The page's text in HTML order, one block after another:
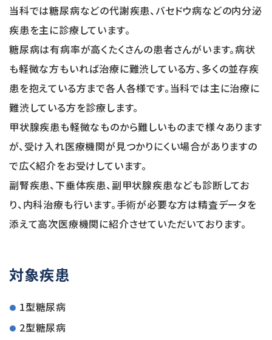
当科では糖尿病などの代謝疾患、バセドウ病などの内分泌
疾患を主に診療しています。
糖尿病は有病率が高くたくさんの患者さんがいます。病状
も軽微な方もいれば治療に難渋している方、多くの並存疾
患を抱えている方まで各人各様です。当科では主に治療に
難渋している方を診療します。
甲状腺疾患も軽微なものから難しいものまで様々あります
が、受け入れ医療機関が見つかりにくい場合がありますの
で広く紹介をお受けしています。
副腎疾患、下垂体疾患、副甲状腺疾患なども診断してお
り、内科治療も行います。手術が必要な方は精査データを
添えて高次医療機関に紹介させていただいております。
対象疾患
1型糖尿病
2型糖尿病